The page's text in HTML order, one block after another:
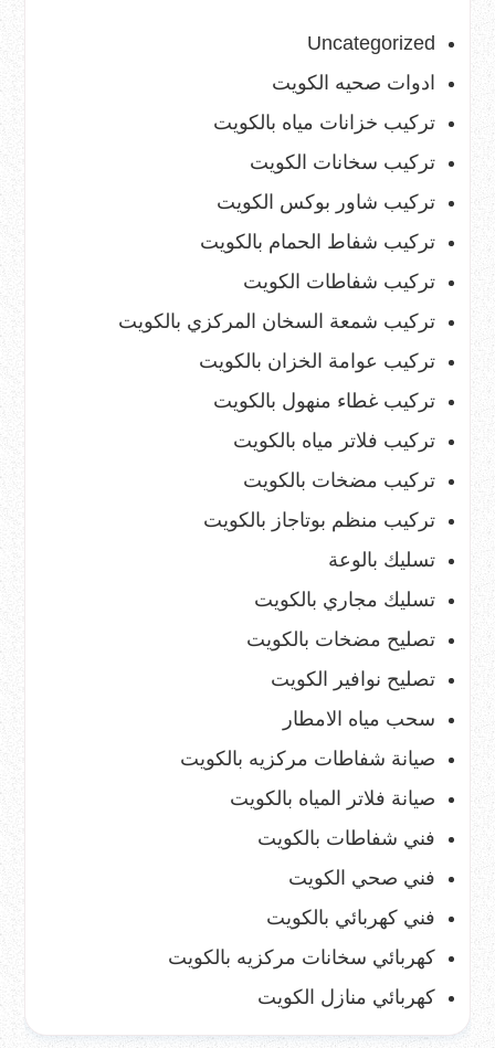
Uncategorized
ادوات صحيه الكويت
تركيب خزانات مياه بالكويت
تركيب سخانات الكويت
تركيب شاور بوكس الكويت
تركيب شفاط الحمام بالكويت
تركيب شفاطات الكويت
تركيب شمعة السخان المركزي بالكويت
تركيب عوامة الخزان بالكويت
تركيب غطاء منهول بالكويت
تركيب فلاتر مياه بالكويت
تركيب مضخات بالكويت
تركيب منظم بوتاجاز بالكويت
تسليك بالوعة
تسليك مجاري بالكويت
تصليح مضخات بالكويت
تصليح نوافير الكويت
سحب مياه الامطار
صيانة شفاطات مركزيه بالكويت
صيانة فلاتر المياه بالكويت
فني شفاطات بالكويت
فني صحي الكويت
فني كهربائي بالكويت
كهربائي سخانات مركزيه بالكويت
كهربائي منازل الكويت